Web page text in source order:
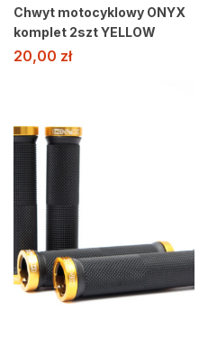
Chwyt motocyklowy ONYX
komplet 2szt YELLOW
20,00 zł